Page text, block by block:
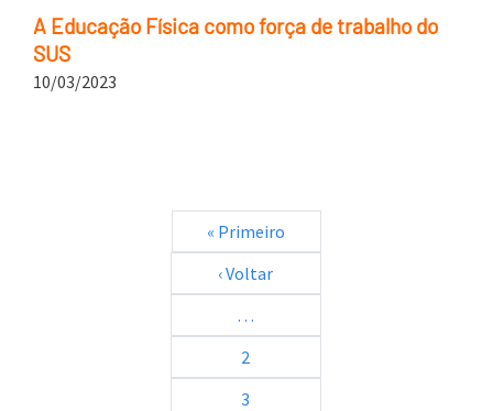
A Educação Física como força de trabalho do
SUS
10/03/2023
« Primeiro
‹ VoltarPágina anterior
…
2
3